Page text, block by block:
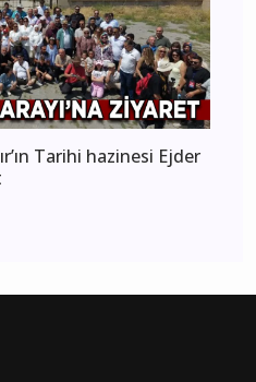
Tarihi hazinesi Ejder